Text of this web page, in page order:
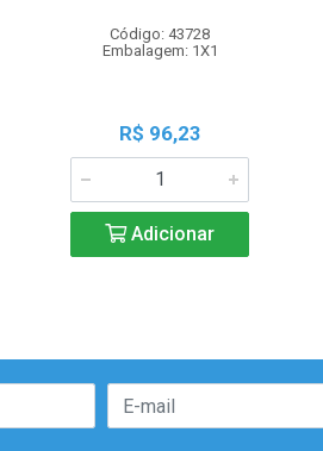
Código: 43728
Embalagem: 1X1
R$ 96,23
Adicionar